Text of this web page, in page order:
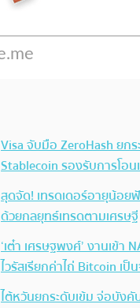
Visa จับมือ ZeroHash ยกร
Stablecoin รองรับการโอน
สุดจัด! เทรดเดอร์อายุน้อย
ด้วยกลยุทธ์เทรดตามเศรษฐี
‘เต๋า เศรษฐพงศ์’ งานเข้า
ไวรัสเรียกค่าไถ่ Bitcoin เป็
ไต้หวันยกระดับเข้ม จ่อบังคั